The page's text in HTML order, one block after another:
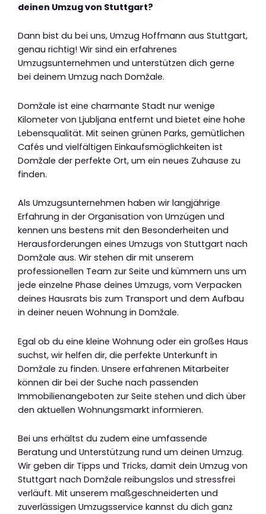
deinen Umzug von Stuttgart?
Dann bist du bei uns, Umzug Hoffmann aus Stuttgart,
genau richtig! Wir sind ein erfahrenes
Umzugsunternehmen und unterstützen dich gerne
bei deinem Umzug nach Domžale.
Domžale ist eine charmante Stadt nur wenige
Kilometer von Ljubljana entfernt und bietet eine hohe
Lebensqualität. Mit seinen grünen Parks, gemütlichen
Cafés und vielfältigen Einkaufsmöglichkeiten ist
Domžale der perfekte Ort, um ein neues Zuhause zu
finden.
Als Umzugsunternehmen haben wir langjährige
Erfahrung in der Organisation von Umzügen und
kennen uns bestens mit den Besonderheiten und
Herausforderungen eines Umzugs von Stuttgart nach
Domžale aus. Wir stehen dir mit unserem
professionellen Team zur Seite und kümmern uns um
jede einzelne Phase deines Umzugs, vom Verpacken
deines Hausrats bis zum Transport und dem Aufbau
in deiner neuen Wohnung in Domžale.
Egal ob du eine kleine Wohnung oder ein großes Haus
suchst, wir helfen dir, die perfekte Unterkunft in
Domžale zu finden. Unsere erfahrenen Mitarbeiter
können dir bei der Suche nach passenden
Immobilienangeboten zur Seite stehen und dich über
den aktuellen Wohnungsmarkt informieren.
Bei uns erhältst du zudem eine umfassende
Beratung und Unterstützung rund um deinen Umzug.
Wir geben dir Tipps und Tricks, damit dein Umzug von
Stuttgart nach Domžale reibungslos und stressfrei
verläuft. Mit unserem maßgeschneiderten und
zuverlässigen Umzugsservice kannst du dich ganz